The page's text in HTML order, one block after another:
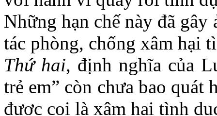
Những hạn chế này đã gây
tác phòng, chống xâm hại
Thứ hai, định nghĩa của
trẻ em” còn chưa bao quát
được coi là xâm hại tình